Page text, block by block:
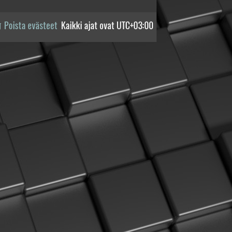
Kaikki ajat ovat UTC+03:00
Poista evästeet